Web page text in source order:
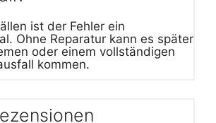
ist der Fehler ein
Ohne Reparatur kann es später
oder einem vollständigen
kommen.